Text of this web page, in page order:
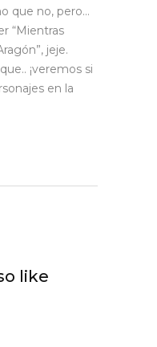
que no, pero…
“Mientras
jeje.
¡veremos si
en la
like